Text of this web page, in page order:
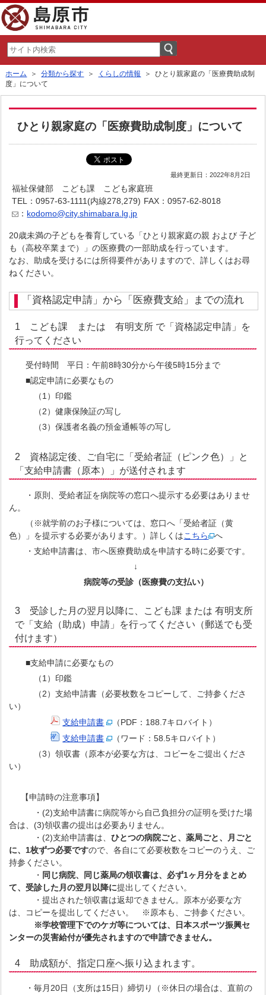
ホーム ＞分類から探す ＞ くらしの情報
＞ ひとり親家庭の「医療費助成制
度」について
ひとり親家庭の「医療費助成制度」について
最終更新日：2022年8月2日
福祉保健部 こども課 こども家庭班
TEL：0957-63-1111(内線278,279) FAX：0957-62-8018
： kodomo@city.shimabara.lg.jp
20歳未満の子どもを養育している「ひとり親家庭の親 および 子ど
も（高校卒業まで）」の医療費の一部助成を行っています。
なお、助成を受けるには所得要件がありますので、詳しくはお尋
ねください。
「資格認定申請」から「医療費支給」までの流れ
1 こども課 または 有明支所 で「資格認定申請」を
行ってください
受付時間 平日：午前8時30分から午後5時15分まで
■認定申請に必要なもの
（1）印鑑
（2）健康保険証の写し
（3）保護者名義の預金通帳等の写し
2 資格認定後、ご自宅に「受給者証（ピンク色）」と
「支給申請書（原本）」が送付されます
・原則、受給者証を病院等の窓口へ提示する必要はありませ
ん。
（※就学前のお子様については、窓口へ「受給者証（黄
色）」を提示する必要があります。）詳しくはこちら
へ
・支給申請書は、市へ医療費助成を申請する時に必要です。
↓
病院等の受診（医療費の支払い）
3 受診した月の翌月以降に、こども課 または 有明支所
で「支給（助成）申請」を行ってください（郵送でも受
付けます）
■支給申請に必要なもの
（1）印鑑
（2）支給申請書（必要枚数をコピーして、ご持参くださ
い）
支給申請書
（PDF：188.7キロバイト）
支給申請書
（ワード：58.5キロバイト）
（3）領収書（原本が必要な方は、コピーをご提出くださ
い）
【申請時の注意事項】
・(2)支給申請書に病院等から自己負担分の証明を受けた場
合は、(3)領収書の提出は必要ありません。
・(2)支給申請書は、ひとつの病院ごと、薬局ごと、月ごと
に、1枚ずつ必要ですので、各自にて必要枚数をコピーのうえ、ご
持参ください。
・ 同じ病院、同じ薬局の領収書は、必ず1ヶ月分をまとめ
て、受診した月の翌月以降に提出してください。
・提出された領収書は返却できません。原本が必要な方
は、コピーを提出してください。 ※原本も、ご持参ください。
※学校管理下でのケガ等については、日本スポーツ振興セ
ンターの災害給付が優先されますので申請できません。
4 助成額が、指定口座へ振り込まれます。
・毎月20日（支所は15日）締切り（※休日の場合は、直前の